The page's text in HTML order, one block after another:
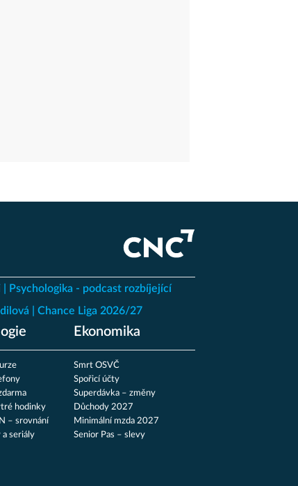
Psychologika - podcast rozbíjející
Chance Liga 2026/27
hodinky
– srovnání
seriály
Ekonomika
Smrt OSVČ
Spořicí účty
Superdávka – změny
Důchody 2027
Minimální mzda 2027
Senior Pas – slevy